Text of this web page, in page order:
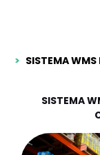
SISTEMA WMS
SISTEMA